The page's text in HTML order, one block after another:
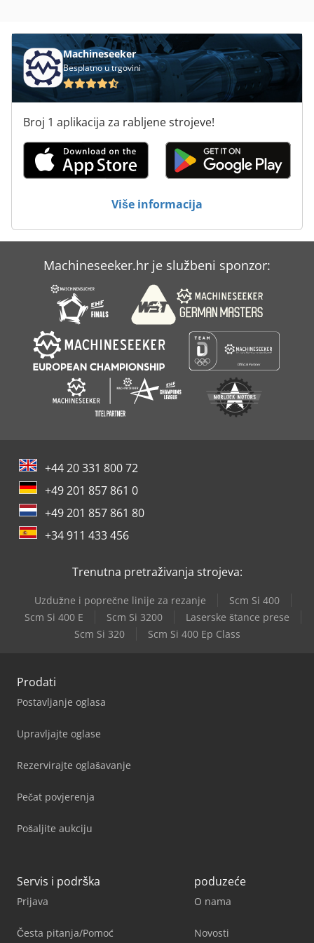
Machineseeker
Besplatno u trgovini
Broj 1 aplikacija za rabljene strojeve!
Više informacija
Machineseeker.hr je službeni sponzor:
+44 20 331 800 72
+49 201 857 861 0
+49 201 857 861 80
+34 911 433 456
Trenutna pretraživanja strojeva:
Uzdužne i poprečne linije za rezanje
Scm Si 400
Scm Si 400 E
Scm Si 3200
Laserske štance prese
Scm Si 320
Scm Si 400 Ep Class
Prodati
Postavljanje oglasa
Upravljajte oglase
Rezervirajte oglašavanje
Pečat povjerenja
Pošaljite aukciju
Servis i podrška
Prijava
Česta pitanja/Pomoć
poduzeće
O nama
Novosti